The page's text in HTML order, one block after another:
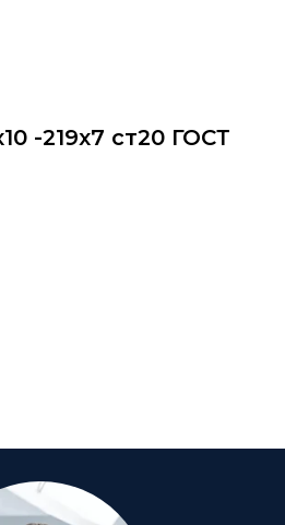
-219x7 ст20 ГОСТ